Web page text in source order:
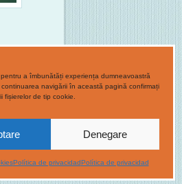
a îmbunătăți experiența dumneavoastră
navigării în această pagină confirmați
fișierelor de tip cookie.
Denegare
Política de privacidadPolítica de privacidad